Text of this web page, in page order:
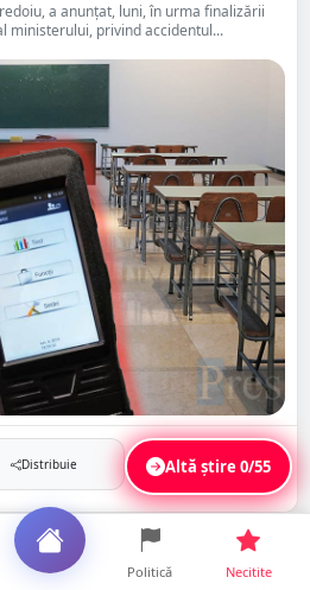
a anunţat, luni, în urma finalizării
ministerului, privind accidentul...
Distribuie Salvează
Altă știre0/55
Politică Necitite